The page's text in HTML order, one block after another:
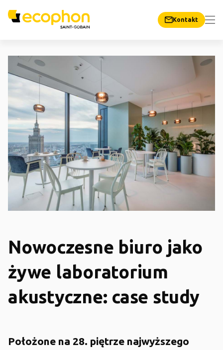
Kontakt
Nowoczesne biuro jako
żywe laboratorium
akustyczne: case study
Położone na 28. piętrze najwyższego